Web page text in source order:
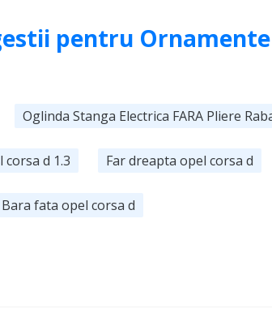
pentru Ornamente
Oglinda Stanga Electrica FARA Pliere
d 1.3 Far dreapta opel corsa d
Bara fata opel corsa d